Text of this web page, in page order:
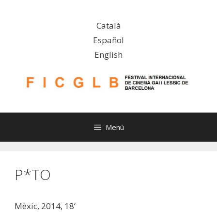
Català
Español
English
Menú
P*TO
Mèxic, 2014, 18‘